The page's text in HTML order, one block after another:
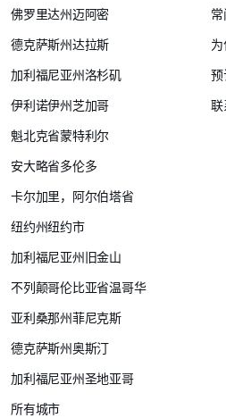
佛罗里达州迈阿密
德克萨斯州达拉斯
加利福尼亚州洛杉矶
伊利诺伊州芝加哥
魁北克省蒙特利尔
安大略省多伦多
卡尔加里，阿尔伯塔省
纽约州纽约市
加利福尼亚州旧金山
不列颠哥伦比亚省温哥华
亚利桑那州菲尼克斯
德克萨斯州奥斯汀
加利福尼亚州圣地亚哥
所有城市
为
预
联